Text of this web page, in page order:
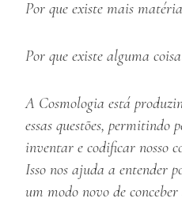
Por que existe mais
Por que existe alguma
A Cosmologia está
essas questões, permitindo
inventar e codificar nosso
Isso nos ajuda a entender
um modo novo de